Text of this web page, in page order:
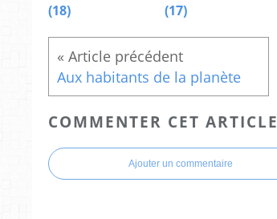
(18)
(17)
Aux habitants de la planète
COMMENTER CET ARTICLE
Ajouter un commentaire